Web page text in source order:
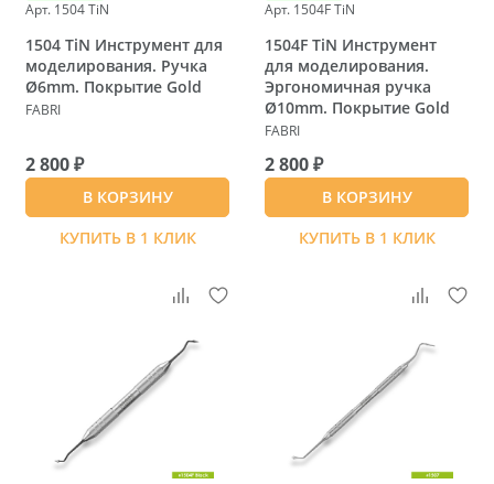
Арт. 1504 TiN
1504 TiN Инструмент для
моделирования. Ручка
Ø6mm. Покрытие Gold
FABRI
2 800 ₽
В КОРЗИНУ
КУПИТЬ В 1 КЛИК
Арт. 1504F TiN
1504F TiN Инструмент
для моделирования.
Эргономичная ручка
Ø10mm. Покрытие Gold
FABRI
2 800 ₽
В КОРЗИНУ
КУПИТЬ В 1 КЛИК